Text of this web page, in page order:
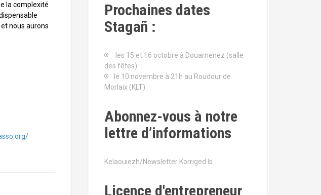
la complexité
nous aurons
Prochaines dates
Stagañ :
les 15 et 16 octobre à Douarnenez (salle
des fêtes)
le 10 novembre à 21h au Roudour de
Morlaix (KLT)
Abonnez-vous à notre
lettre d’informations
Kelaouiezh/Newsletter Korriged Is
Licence d'entrepreneur